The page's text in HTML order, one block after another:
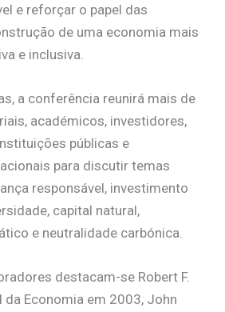
e reforçar o papel das
de uma economia mais
e inclusiva.
a conferência reunirá mais de
académicos, investidores,
públicas e
para discutir temas
responsável, investimento
capital natural,
e neutralidade carbónica.
destacam-se Robert F.
da Economia em 2003, John